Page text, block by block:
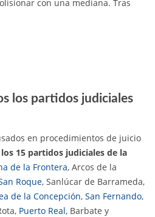
con una mediana. Tras
los partidos judiciales
en procedimientos de juicio
15 partidos judiciales de la
de la Frontera, Arcos de la
Roque, Sanlúcar de Barrameda,
de la Concepción, San Fernando,
Puerto Real, Barbate y